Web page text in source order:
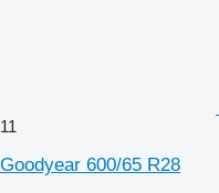
11
Goodyear 600/65 R28